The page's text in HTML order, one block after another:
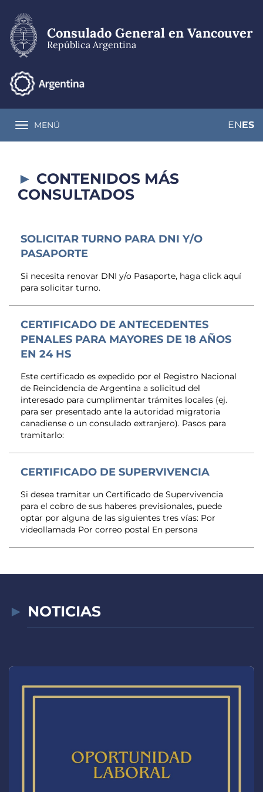
contenido
principal
Consulado General en Vancouver
República Argentina
Toggle navigation
MENÚ ENES
CONTENIDOS MÁS
CONSULTADOS
SOLICITAR TURNO PARA DNI Y/O
PASAPORTE
Si necesita renovar DNI y/o Pasaporte, haga click aquí
para solicitar turno.
CERTIFICADO DE ANTECEDENTES
PENALES PARA MAYORES DE 18 AÑOS
EN 24 HS
Este certificado es expedido por el Registro Nacional
de Reincidencia de Argentina a solicitud del
interesado para cumplimentar trámites locales (ej.
para ser presentado ante la autoridad migratoria
canadiense o un consulado extranjero). Pasos para
tramitarlo:
CERTIFICADO DE SUPERVIVENCIA
Si desea tramitar un Certificado de Supervivencia
para el cobro de sus haberes previsionales, puede
optar por alguna de las siguientes tres vías: Por
videollamada Por correo postal En persona
NOTICIAS